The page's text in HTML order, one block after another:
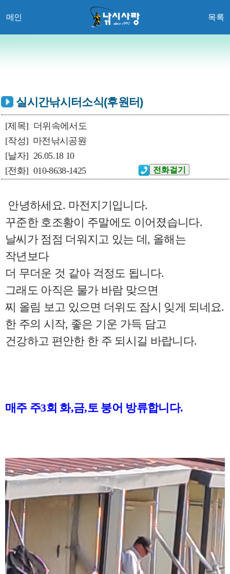
메인 목록
실시간낚시터소식(후원터)
[제목] 더위속에서도
[작성] 마전낚시공원
[날자] 26.05.18 10
[전화] 010-8638-1425
안녕하세요. 마전지기입니다.
꾸준한 호조황이 주말에도 이어졌습니다.
날씨가 점점 더워지고 있는 데, 올해는
작년보다
더 무더운 것 같아 걱정도 됩니다.
그래도 아직은 물가 바람 맞으면
찌 올림 보고 있으면 더위도 잠시 잊게 되네요.
한 주의 시작, 좋은 기운 가득 담고
건강하고 편안한 한 주 되시길 바랍니다.
매주 주3회 화,금,토 붕어 방류합니다.